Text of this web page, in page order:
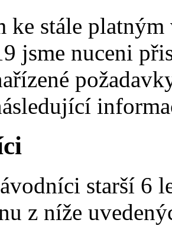
ke stále
jsme nuceni
starší 6
z níže